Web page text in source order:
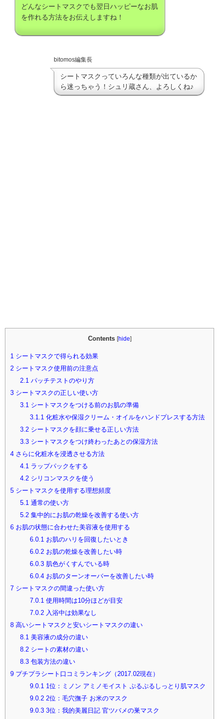
どんなシートマスクでも翌日ハッピーなお肌
を作れる方法をお伝えしますね！
bitomos編集長
シートマスクっていろんな種類が出ているか
ら迷っちゃう！シュリ蔵さん、よろしくね♪
Contents [hide]
1 シートマスクで得られる効果
2 シートマスク使用前の注意点
2.1パッチテストのやり方
3 シートマスクの正しい使い方
3.1シートマスクをつける前のお肌の準備
3.1.1化粧水や保湿クリーム・オイルをハンドプレスする方法
3.2シートマスクを顔に乗せる正しい方法
3.3シートマスクをつけ終わったあとの保湿方法
4 さらに化粧水を浸透させる方法
4.1ラップパックをする
4.2シリコンマスクを使う
5 シートマスクを使用する理想頻度
5.1通常の使い方
5.2集中的にお肌の乾燥を改善する使い方
6 お肌の状態に合わせた美容液を使用する
6.0.1お肌のハリを回復したいとき
6.0.2お肌の乾燥を改善したい時
6.0.3肌色がくすんでいる時
6.0.4お肌のターンオーバーを改善したい時
7 シートマスクの間違った使い方
7.0.1使用時間は10分ほどが目安
7.0.2入浴中は効果なし
8 高いシートマスクと安いシートマスクの違い
8.1美容液の成分の違い
8.2シートの素材の違い
8.3包装方法の違い
9 プチプラシート口コミランキング（2017.02現在）
9.0.11位：ミノン アミノモイスト ぷるぷるしっとり肌マスク
9.0.22位：毛穴撫子 お米のマスク
9.0.33位：我的美麗日記 官ツバメの巣マスク